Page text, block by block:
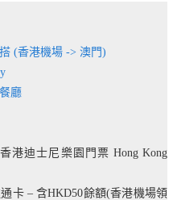
(香港機場 -> 澳門)
廳
港迪士尼樂園門票 Hong Kong
卡 – 含HKD50餘額(香港機場領